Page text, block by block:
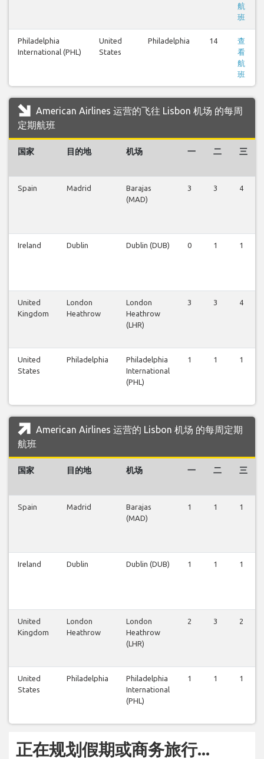
航
班
Philadelphia
International (PHL)
United
States
Philadelphia 14
查
看
航
班
American Airlines 运营的飞往 Lisbon 机场 的每周
定期航班
国家 目的地 机场 一 二 三
Spain Madrid
Barajas
(MAD)
3 3 4
Ireland Dublin Dublin (DUB) 0 1 1
United
Kingdom
London
Heathrow
London
Heathrow
(LHR)
3 3 4
United
States
Philadelphia
Philadelphia
International
(PHL)
1 1 1
American Airlines 运营的 Lisbon 机场 的每周定期
航班
国家 目的地 机场 一 二 三
Spain Madrid
Barajas
(MAD)
1 1 1
Ireland Dublin Dublin (DUB) 1 1 1
United
Kingdom
London
Heathrow
London
Heathrow
(LHR)
2 3 2
United
States
Philadelphia
Philadelphia
International
(PHL)
1 1 1
正在规划假期或商务旅行...